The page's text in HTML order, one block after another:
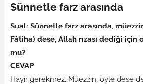
Sünnetle farz arasında
Sual: Sünnetle farz arasında,
Fâtiha) dese, Allah rızası dediği için
mu?
CEVAP
Hayır gerekmez. Müezzin, öyle dese